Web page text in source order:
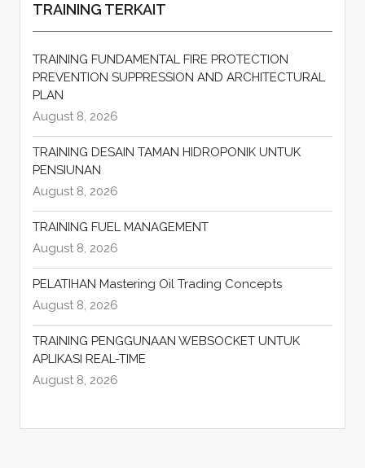
TRAINING TERKAIT
TRAINING FUNDAMENTAL FIRE PROTECTION
PREVENTION SUPPRESSION AND ARCHITECTURAL
PLAN
August 8, 2026
TRAINING DESAIN TAMAN HIDROPONIK UNTUK
PENSIUNAN
August 8, 2026
TRAINING FUEL MANAGEMENT
August 8, 2026
PELATIHAN Mastering Oil Trading Concepts
August 8, 2026
TRAINING PENGGUNAAN WEBSOCKET UNTUK
APLIKASI REAL-TIME
August 8, 2026